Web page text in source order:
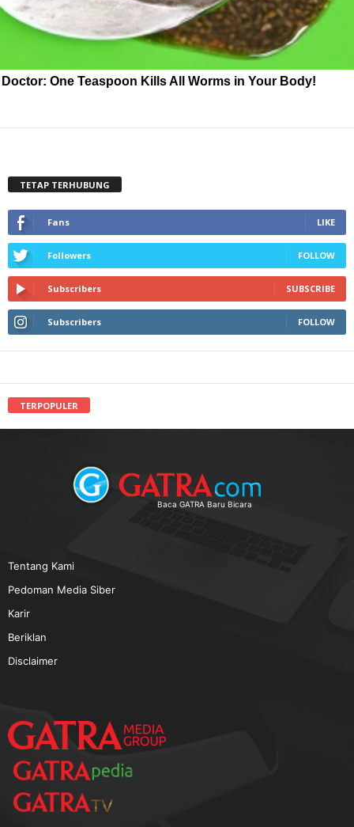
Doctor: One Teaspoon Kills All Worms in Your Body!
TETAP TERHUBUNG
Fans LIKE
Followers FOLLOW
Subscribers SUBSCRIBE
Subscribers FOLLOW
TERPOPULER